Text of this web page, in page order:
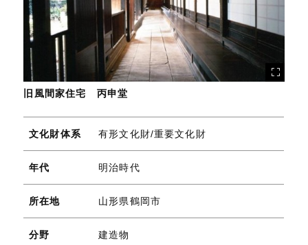
旧風間家住宅 丙申堂
文化財体系 有形文化財/重要文化財
年代 明治時代
所在地 山形県鶴岡市
分野 建造物